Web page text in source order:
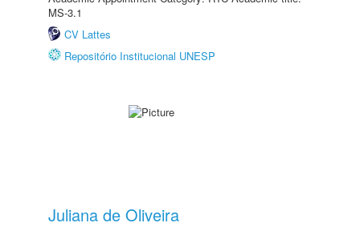
MS-3.1
CV Lattes
Repositório Institucional UNESP
Juliana de Oliveira